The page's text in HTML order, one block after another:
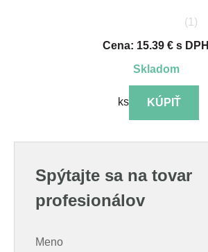
(1)
Cena: 15.39 € s DPH
skladom
ks KÚPIŤ
Spýtajte sa na tovar
profesionálov
Meno